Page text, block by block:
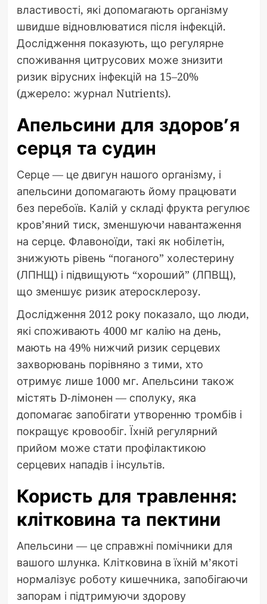
властивості, які допомагають організму
швидше відновлюватися після інфекцій.
Дослідження показують, що регулярне
споживання цитрусових може знизити
ризик вірусних інфекцій на 15–20%
(джерело: журнал Nutrients).
Апельсини для здоров’я
серця та судин
Серце — це двигун нашого організму, і
апельсини допомагають йому працювати
без перебоїв. Калій у складі фрукта регулює
кров’яний тиск, зменшуючи навантаження
на серце. Флавоноїди, такі як нобілетін,
знижують рівень “поганого” холестерину
(ЛПНЩ) і підвищують “хороший” (ЛПВЩ),
що зменшує ризик атеросклерозу.
Дослідження 2012 року показало, що люди,
які споживають 4000 мг калію на день,
мають на 49% нижчий ризик серцевих
захворювань порівняно з тими, хто
отримує лише 1000 мг. Апельсини також
містять D-лімонен — сполуку, яка
допомагає запобігати утворенню тромбів і
покращує кровообіг. Їхній регулярний
прийом може стати профілактикою
серцевих нападів і інсультів.
Користь для травлення:
клітковина та пектини
Апельсини — це справжні помічники для
вашого шлунка. Клітковина в їхній м’якоті
нормалізує роботу кишечника, запобігаючи
запорам і підтримуючи здорову